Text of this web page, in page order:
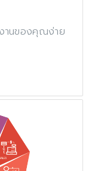
งานของคุณง่าย